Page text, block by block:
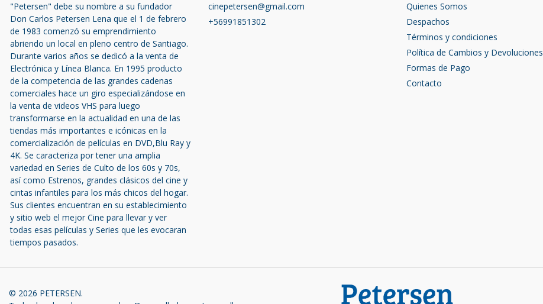
"Petersen" debe su nombre a su fundador
Don Carlos Petersen Lena que el 1 de febrero
de 1983 comenzó su emprendimiento
abriendo un local en pleno centro de Santiago.
Durante varios años se dedicó a la venta de
Electrónica y Línea Blanca. En 1995 producto
de la competencia de las grandes cadenas
comerciales hace un giro especializándose en
la venta de videos VHS para luego
transformarse en la actualidad en una de las
tiendas más importantes e icónicas en la
comercialización de películas en DVD,Blu Ray y
4K. Se caracteriza por tener una amplia
variedad en Series de Culto de los 60s y 70s,
así como Estrenos, grandes clásicos del cine y
cintas infantiles para los más chicos del hogar.
Sus clientes encuentran en su establecimiento
y sitio web el mejor Cine para llevar y ver
todas esas películas y Series que les evocaran
tiempos pasados.
cinepetersen@gmail.com
+56991851302
Quienes Somos
Despachos
Términos y condiciones
Política de Cambios y Devoluciones
Formas de Pago
Contacto
© 2026 PETERSEN.